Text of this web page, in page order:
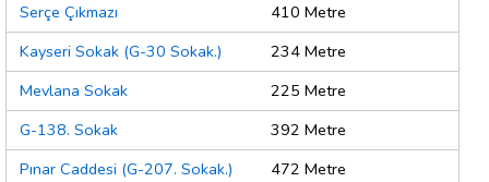
Serçe Çıkmazı
410 Metre
Kayseri Sokak (G-30 Sokak.)
234 Metre
Mevlana Sokak
225 Metre
G-138. Sokak
392 Metre
Pınar Caddesi (G-207. Sokak.)
472 Metre